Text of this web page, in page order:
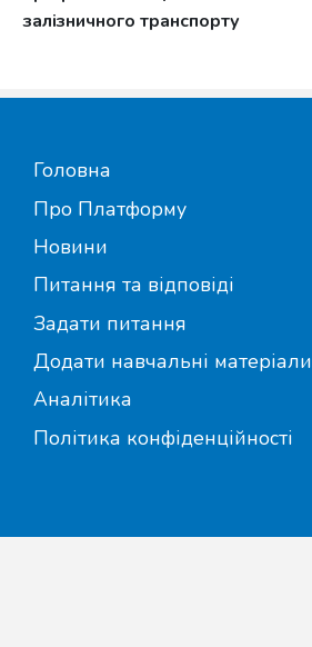
залізничного транспорту
Головна
Про Платформу
Новини
Питання та відповіді
Задати питання
Додати навчальні матеріали
Аналітика
Політика конфіденційності